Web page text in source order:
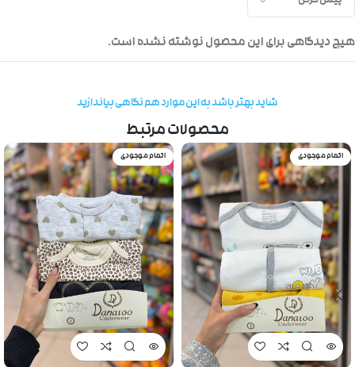
هیچ دیدگاهی برای این محصول نوشته نشده است.
شاید بهتر باشد به این موارد هم نگاهی بیاندازید
محصولات مرتبط
اتمام موجودی اتمام موجودی